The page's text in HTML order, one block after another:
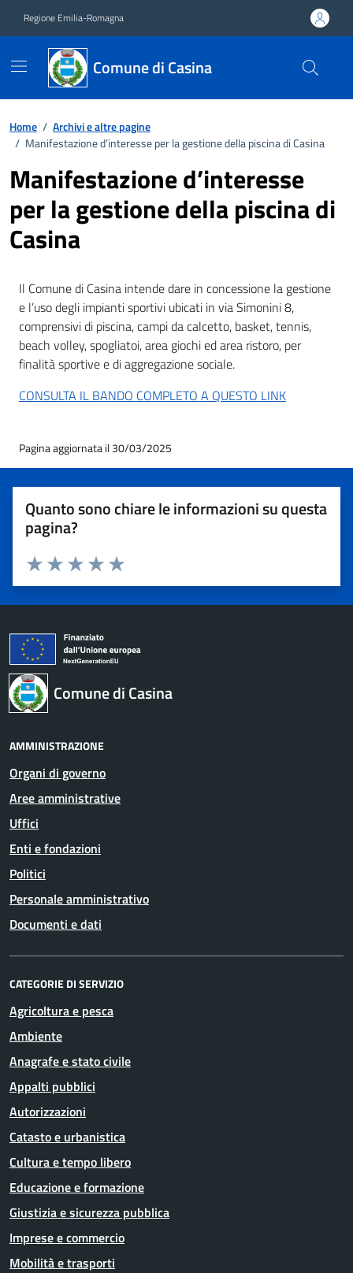
Regione Emilia-Romagna
Comune di Casina
Home / Archivi e altre pagine
/ Manifestazione d’interesse per la gestione della piscina di Casina
Manifestazione d’interesse
per la gestione della piscina di
Casina
Il Comune di Casina intende dare in concessione la gestione
e l’uso degli impianti sportivi ubicati in via Simonini 8,
comprensivi di piscina, campi da calcetto, basket, tennis,
beach volley, spogliatoi, area giochi ed area ristoro, per
finalità sportive e di aggregazione sociale.
CONSULTA IL BANDO COMPLETO A QUESTO LINK
Pagina aggiornata il 30/03/2025
Quanto sono chiare le informazioni su questa
pagina?
Valuta 5 stelle su 5
Valuta 4 stelle su 5
Valuta 3 stelle su 5
Valuta 2 stelle su 5
Valuta 1 stelle su 5
Comune di Casina
AMMINISTRAZIONE
Organi di governo
Aree amministrative
Uffici
Enti e fondazioni
Politici
Personale amministrativo
Documenti e dati
CATEGORIE DI SERVIZIO
Agricoltura e pesca
Ambiente
Anagrafe e stato civile
Appalti pubblici
Autorizzazioni
Catasto e urbanistica
Cultura e tempo libero
Educazione e formazione
Giustizia e sicurezza pubblica
Imprese e commercio
Mobilità e trasporti